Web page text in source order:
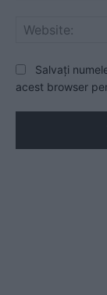
Salvați
acest browser